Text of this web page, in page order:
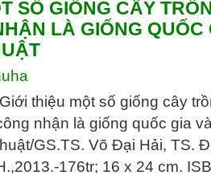
SỐ GIỐNG CÂY
LÀ GIỐNG QUỐC
Giới thiệu một số giống cây
nhận là giống quốc gia
GS.TS. Võ Đại Hải, TS.
176tr; 16 x 24 cm.